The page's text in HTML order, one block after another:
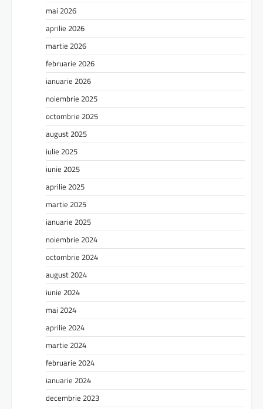
mai 2026
aprilie 2026
martie 2026
februarie 2026
ianuarie 2026
noiembrie 2025
octombrie 2025
august 2025
iulie 2025
iunie 2025
aprilie 2025
martie 2025
ianuarie 2025
noiembrie 2024
octombrie 2024
august 2024
iunie 2024
mai 2024
aprilie 2024
martie 2024
februarie 2024
ianuarie 2024
decembrie 2023